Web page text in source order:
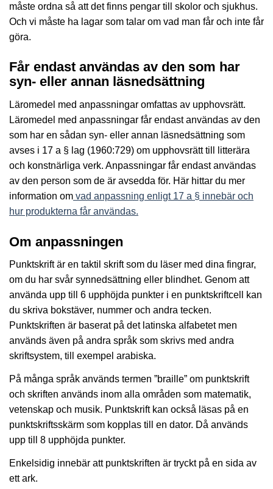
måste ordna så att det finns pengar till skolor och sjukhus.
Och vi måste ha lagar som talar om vad man får och inte får
göra.
Får endast användas av den som har
syn- eller annan läsnedsättning
Läromedel med anpassningar omfattas av upphovsrätt.
Läromedel med anpassningar får endast användas av den
som har en sådan syn- eller annan läsnedsättning som
avses i 17 a § lag (1960:729) om upphovsrätt till litterära
och konstnärliga verk. Anpassningar får endast användas
av den person som de är avsedda för. Här hittar du mer
information om vad anpassning enligt 17 a § innebär och
hur produkterna får användas.
Om anpassningen
Punktskrift är en taktil skrift som du läser med dina fingrar,
om du har svår synnedsättning eller blindhet. Genom att
använda upp till 6 upphöjda punkter i en punktskriftcell kan
du skriva bokstäver, nummer och andra tecken.
Punktskriften är baserat på det latinska alfabetet men
används även på andra språk som skrivs med andra
skriftsystem, till exempel arabiska.
På många språk används termen ”braille” om punktskrift
och skriften används inom alla områden som matematik,
vetenskap och musik. Punktskrift kan också läsas på en
punktskriftsskärm som kopplas till en dator. Då används
upp till 8 upphöjda punkter.
Enkelsidig innebär att punktskriften är tryckt på en sida av
ett ark.